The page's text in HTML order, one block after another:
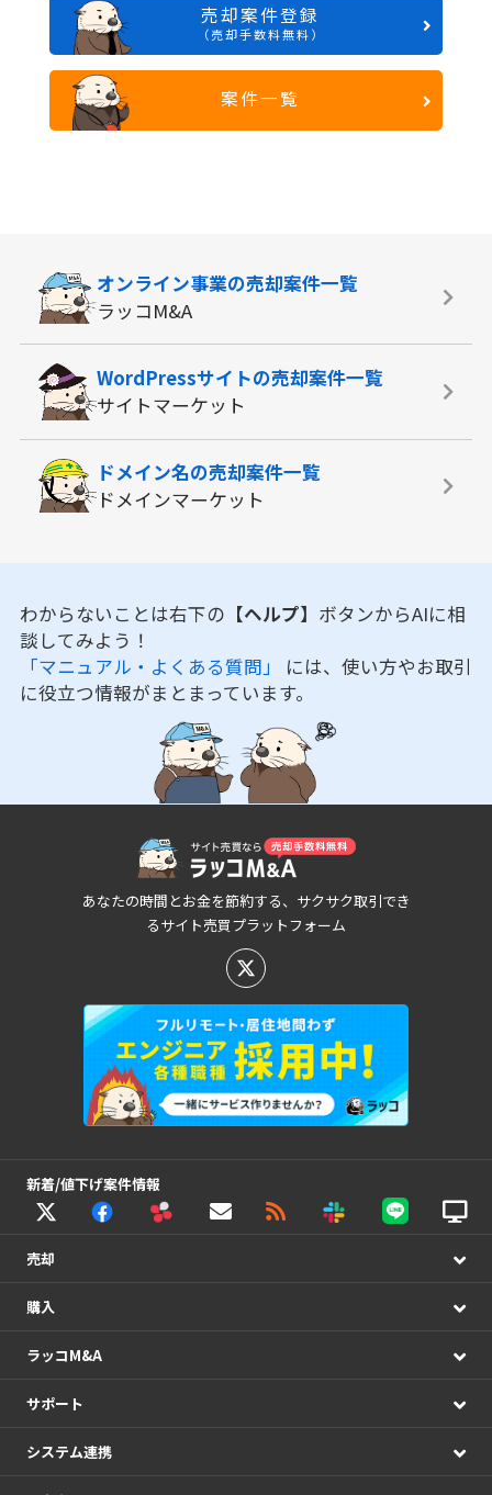
売却案件登録
（売却手数料無料）
案件一覧
オンライン事業の売却案件一覧
ラッコM&A
WordPressサイトの売却案件一覧
サイトマーケット
ドメイン名の売却案件一覧
ドメインマーケット
わからないことは右下の 【ヘルプ】 ボタンからAIに相
談してみよう！
「マニュアル・よくある質問」 には、使い方やお取引
に役立つ情報がまとまっています。
あなたの時間とお金を節約する、サクサク取引でき
るサイト売買プラットフォーム
新着/値下げ案件情報
売却
購入
ラッコM&A
サポート
システム連携